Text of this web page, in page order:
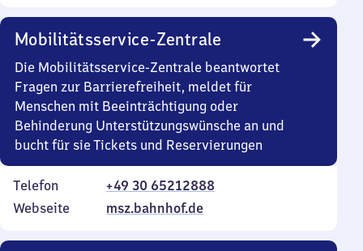
Mobilitätsservice-Zentrale
Die Mobilitätsservice-Zentrale beantwortet
Fragen zur Barrierefreiheit, meldet für
Menschen mit Beeinträchtigung oder
Behinderung Unterstützungswünsche an und
bucht für sie Tickets und Reservierungen
Telefon
+49 30 65212888
Webseite
msz.bahnhof.de